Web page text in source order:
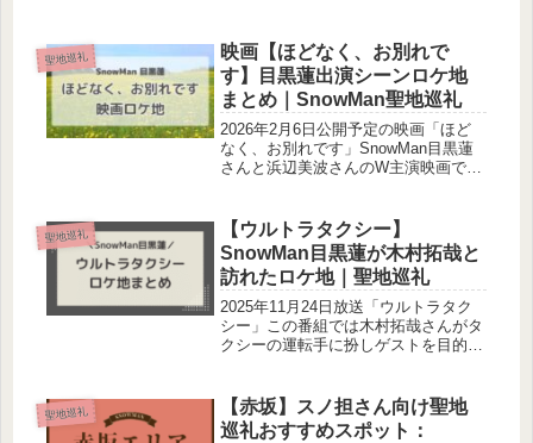
ロケ地はどこ？頭蓋骨はがしのロケ地
は、「Dr.HEAD 新宿本店...
聖地巡礼
映画【ほどなく、お別れで
す】目黒蓮出演シーンロケ地
まとめ｜SnowMan聖地巡礼
2026年2月6日公開予定の映画「ほど
なく、お別れです」SnowMan目黒蓮
さんと浜辺美波さんのW主演映画で
けると嬉しいです。ほどなくお別れで
す公式サイト「ほどなく、お別れ...
聖地巡礼
【ウルトラタクシー】
SnowMan目黒蓮が木村拓哉と
訪れたロケ地｜聖地巡礼
2025年11月24日放送「ウルトラタク
シー」この番組では木村拓哉さんがタ
クシーの運転手に扮しゲストを目的地
て木村拓哉さんと一緒に訪れた場所を
まとめました。ウルトラタク...
聖地巡礼
【赤坂】スノ担さん向け聖地
巡礼おすすめスポット：